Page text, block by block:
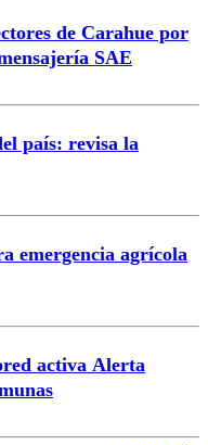
de Carahue por
SAE
país: revisa la
emergencia agrícola
activa Alerta